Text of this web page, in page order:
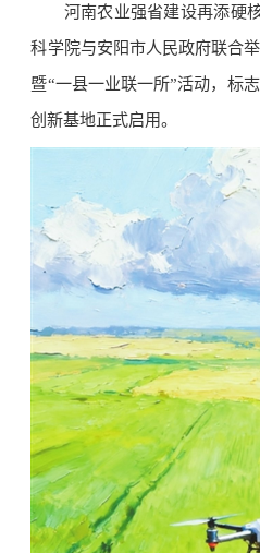
河南农业强省建设再添硬
科学院与安阳市人民政府联合
暨“一县一业联一所”活动，标
创新基地正式启用。